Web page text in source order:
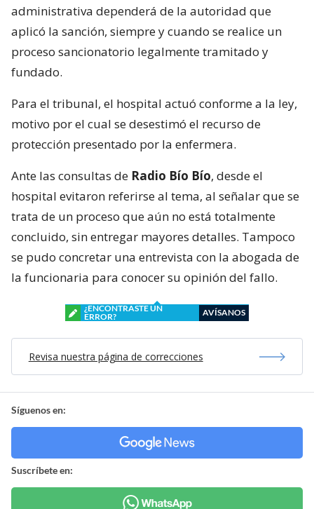
administrativa dependerá de la autoridad que
aplicó la sanción, siempre y cuando se realice un
proceso sancionatorio legalmente tramitado y
fundado.
Para el tribunal, el hospital actuó conforme a la ley,
motivo por el cual se desestimó el recurso de
protección presentado por la enfermera.
Ante las consultas de Radio Bío Bío, desde el
hospital evitaron referirse al tema, al señalar que se
trata de un proceso que aún no está totalmente
concluido, sin entregar mayores detalles. Tampoco
se pudo concretar una entrevista con la abogada de
la funcionaria para conocer su opinión del fallo.
¿ENCONTRASTE UN
ERROR?
AVÍSANOS
Revisa nuestra página de correcciones
Síguenos en:
Suscríbete en: